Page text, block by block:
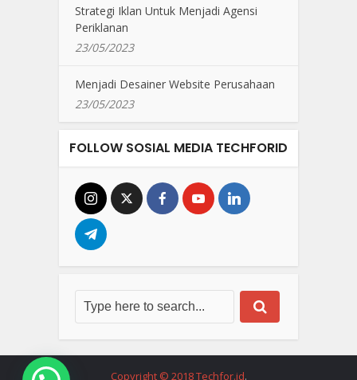
Strategi Iklan Untuk Menjadi Agensi
Periklanan
23/05/2023
Menjadi Desainer Website Perusahaan
23/05/2023
FOLLOW SOSIAL MEDIA TECHFORID
Copyright © 2018 Techfor.id.